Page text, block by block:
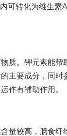
可转化为维生素
。钾元素能帮
主要成分，同
作有辅助作用。
较高，膳食纤